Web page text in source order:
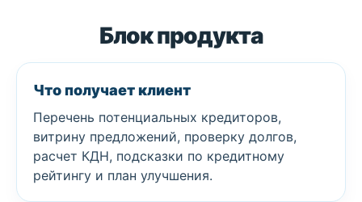
Блок продукта
Что получает клиент
Перечень потенциальных кредиторов,
витрину предложений, проверку долгов,
расчет КДН, подсказки по кредитному
рейтингу и план улучшения.